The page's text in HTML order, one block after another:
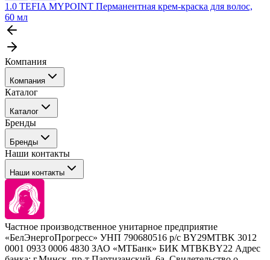
1.0 TEFIA MYPOINT Перманентная крем-краска для волос,
60 мл
Компания
Компания
События
Покупателю
Каталог
Каталог
Профессиональные средства для окрашивания волос
Сервисные средства
Уход
Стайлинг
Брови и ресницы
Барберинг
Наборы
Расходные материалы
Бренды
Бренды
Tefia
Concept
Kezy
Barex
Sim Sensitive
Kebren
Selective Professional
White Line
Наши контакты
Наши контакты
+ 375 44 7233514
+ 375 29 1649505
Частное производственное унитарное предприятие
«БелЭнергоПрогресс» УНП 790680516 р/с BY29MTBK 3012
0001 0933 0006 4830 ЗАО «МТБанк» БИК MTBKBY22 Адрес